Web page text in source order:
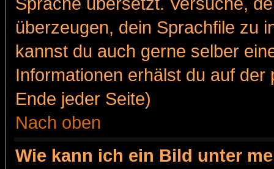
überzeugen, dein Sprachfile zu
kannst du auch gerne selber
Informationen erhälst du auf
Ende jeder Seite)
Nach oben
Wie kann ich ein Bild unter